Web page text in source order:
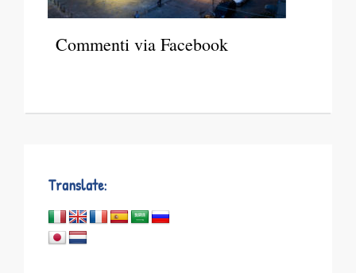
Commenti via Facebook
Translate: